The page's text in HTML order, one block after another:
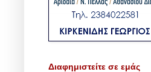
Διαφημιστείτε σε εμάς